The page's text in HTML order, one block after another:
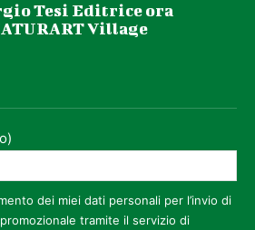
Tesi Editrice ora
Village
dei miei dati personali per l’invio di
tramite il servizio di